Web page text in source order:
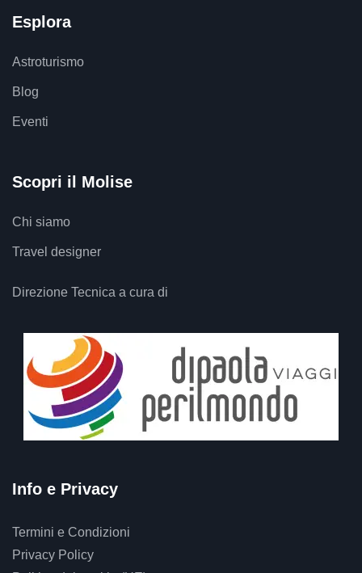
Esplora
Astroturismo
Blog
Eventi
Scopri il Molise
Chi siamo
Travel designer
Direzione Tecnica a cura di
Info e Privacy
Termini e Condizioni
Privacy Policy